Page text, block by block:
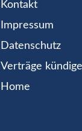
Kontakt
Impressum
Datenschutz
Verträge
Home